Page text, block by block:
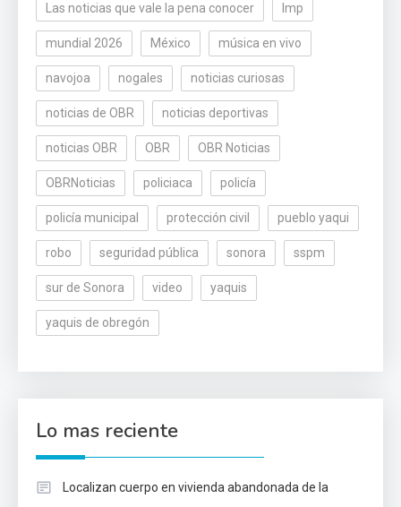
Las noticias que vale la pena conocer lmp
mundial 2026 México música en vivo
navojoa nogales noticias curiosas
noticias de OBR noticias deportivas
noticias OBR OBR OBR Noticias
OBRNoticias policiaca policía
policía municipal protección civil pueblo yaqui
robo seguridad pública sonora sspm
sur de Sonora video yaquis
yaquis de obregón
Lo mas reciente
Localizan cuerpo en vivienda abandonada de la